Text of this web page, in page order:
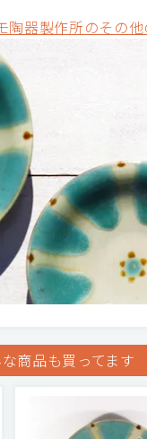
陶器製作所のその
商品も買ってます